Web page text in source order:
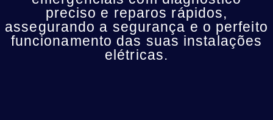
preciso e reparos rápidos,
assegurando a segurança e o perfeito
funcionamento das suas instalações
elétricas.